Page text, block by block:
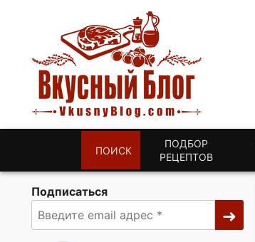
ПОИСК
ПОДБОР
РЕЦЕПТОВ
Подписаться